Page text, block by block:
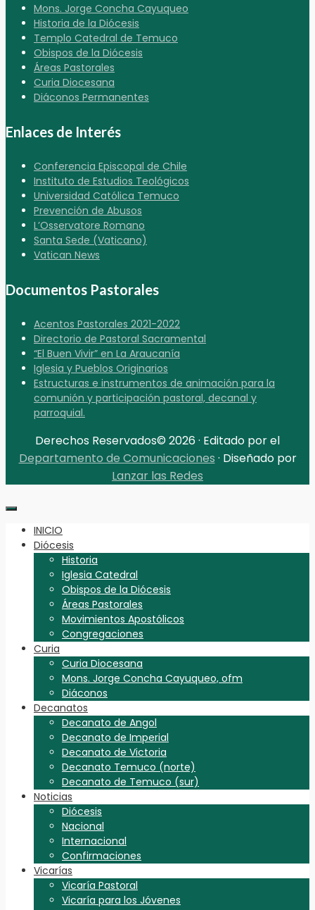
Mons. Jorge Concha Cayuqueo
Historia de la Diócesis
Templo Catedral de Temuco
Obispos de la Diócesis
Áreas Pastorales
Curia Diocesana
Diáconos Permanentes
Enlaces de Interés
Conferencia Episcopal de Chile
Instituto de Estudios Teológicos
Universidad Católica Temuco
Prevención de Abusos
L’Osservatore Romano
Santa Sede (Vaticano)
Vatican News
Documentos Pastorales
Acentos Pastorales 2021-2022
Directorio de Pastoral Sacramental
“El Buen Vivir” en La Araucanía
Iglesia y Pueblos Originarios
Estructuras e instrumentos de animación para la
comunión y participación pastoral, decanal y
parroquial.
Derechos Reservados© 2026 · Editado por el
Departamento de Comunicaciones · Diseñado por
Lanzar las Redes
INICIO
Diócesis
Historia
Iglesia Catedral
Obispos de la Diócesis
Áreas Pastorales
Movimientos Apostólicos
Congregaciones
Curia
Curia Diocesana
Mons. Jorge Concha Cayuqueo, ofm
Diáconos
Decanatos
Decanato de Angol
Decanato de Imperial
Decanato de Victoria
Decanato Temuco (norte)
Decanato de Temuco (sur)
Noticias
Diócesis
Nacional
Internacional
Confirmaciones
Vicarías
Vicaría Pastoral
Vicaría para los Jóvenes